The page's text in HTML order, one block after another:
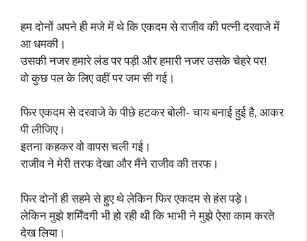
हम दोनों अपने ही मजे में थे कि एकदम से राजीव की पत्नी दरवाजे में
आ धमकी।
उसकी नजर हमारे लंड पर पड़ी और हमारी नजर उसके चेहरे पर!
वो कुछ पल के लिए वहीं पर जम सी गई।
फिर एकदम से दरवाजे के पीछे हटकर बोली- चाय बनाई हुई है, आकर
पी लीजिए।
इतना कहकर वो वापस चली गई।
राजीव ने मेरी तरफ देखा और मैंने राजीव की तरफ।
फिर दोनों ही सहमे से हुए थे लेकिन फिर एकदम से हंस पड़े।
लेकिन मुझे शर्मिंदगी भी हो रही थी कि भाभी ने मुझे ऐसा काम करते
देख लिया।